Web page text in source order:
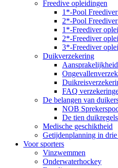
Freedive opleidingen
1*-Pool
2*-Pool
1*-Freediver
2*-Freediver
3*-Freediver
Duikverzekering
FAQ
De belangen van
NOB
De tien duikregels
Medische geschiktheid
Getijdenplanning in drie
Voor sporters
Vinzwemmen
Onderwaterhockey